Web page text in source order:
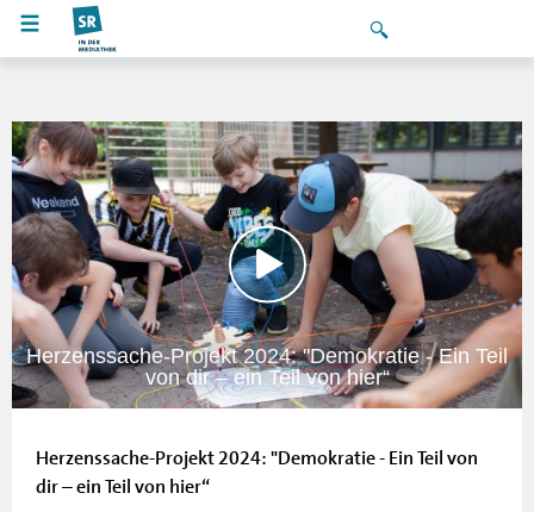
Herzenssache-Projekt 2024: "Demokratie - Ein Teil
von dir – ein Teil von hier“
Herzenssache-Projekt 2024: "Demokratie - Ein Teil von
dir – ein Teil von hier“